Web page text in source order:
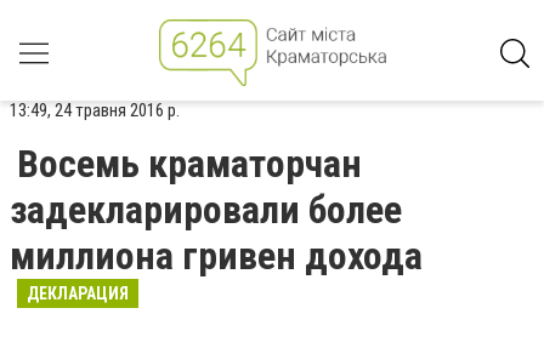
13:49, 24 травня 2016 р.
Восемь краматорчан
задекларировали более
миллиона гривен дохода
ДЕКЛАРАЦИЯ